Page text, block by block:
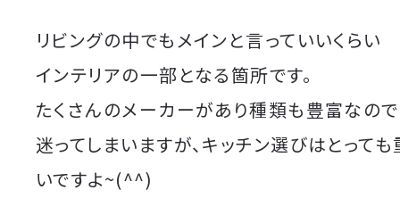
リビングの中でもメインと言っていいくらい
インテリアの一部となる箇所です。
たくさんのメーカーがあり種類も豊富なの
迷ってしまいますが、キッチン選びはとって
いですよ~(^^)